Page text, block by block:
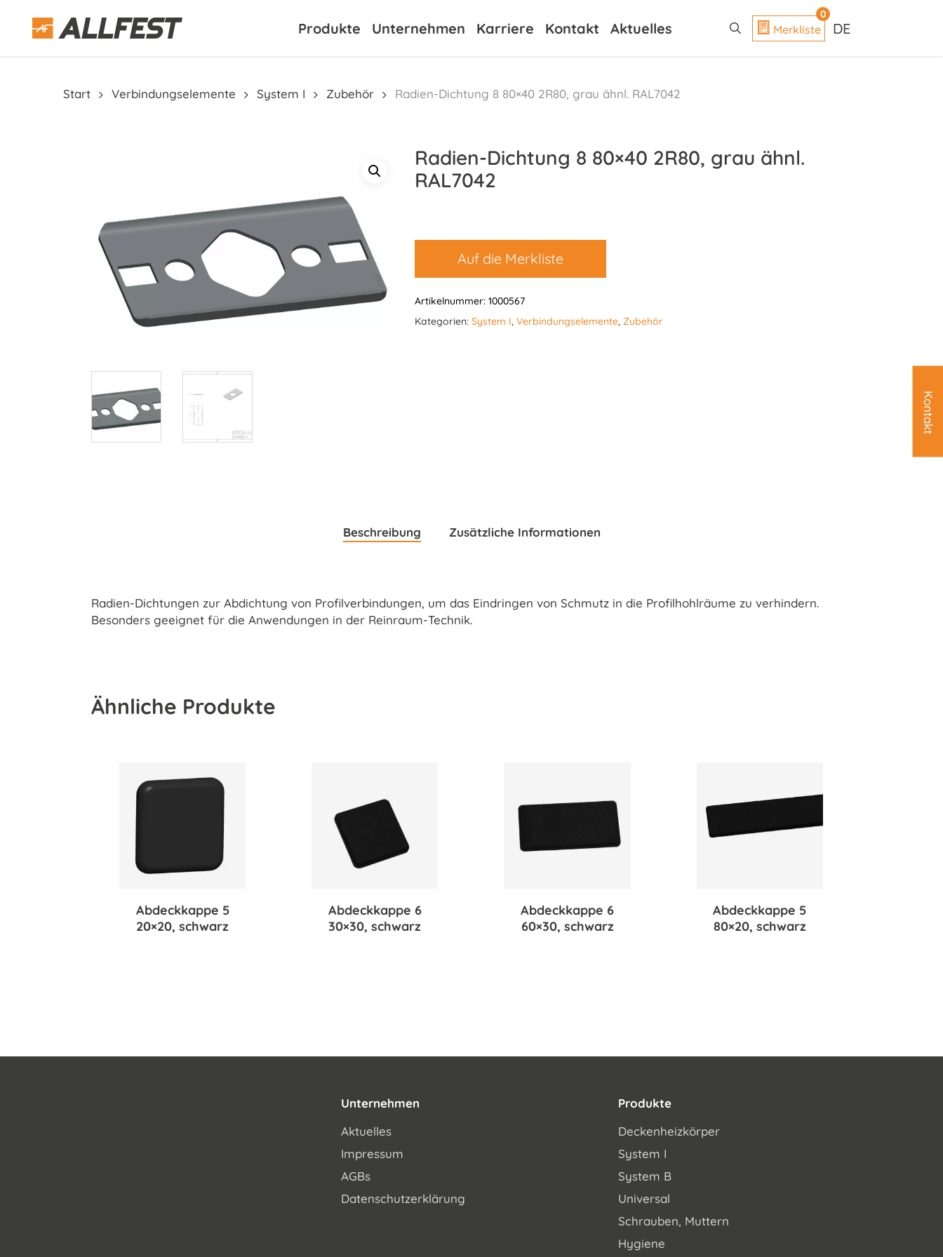
Produkte Unternehmen Karriere Kontakt Aktuelles
0
Merkliste DE
Start Verbindungselemente System I Zubehör Radien-Dichtung 8 80×40 2R80, grau ähnl. RAL7042
Radien-Dichtung 8 80×40 2R80, grau ähnl.
RAL7042
Auf die Merkliste
Artikelnummer: 1000567
Kategorien: System I, Verbindungselemente, Zubehör
Beschreibung Zusätzliche Informationen
Radien-Dichtungen zur Abdichtung von Profilverbindungen, um das Eindringen von Schmutz in die Profilhohlräume zu verhindern.
Besonders geeignet für die Anwendungen in der Reinraum-Technik.
Ähnliche Produkte
Abdeckkappe 5
20×20, schwarz
Abdeckkappe 6
30×30, schwarz
Abdeckkappe 6
60×30, schwarz
Abdeckkappe 5
80×20, schwarz
Unternehmen
Aktuelles
Impressum
AGBs
Datenschutzerklärung
Produkte
Deckenheizkörper
System I
System B
Universal
Schrauben, Muttern
Hygiene
Kontakt